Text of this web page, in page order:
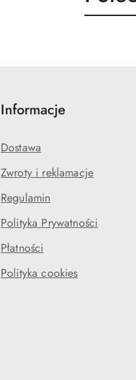
o
Informacje
Dostawa
Zwroty i reklamacje
Regulamin
Polityka Prywatności
Płatności
Polityka cookies